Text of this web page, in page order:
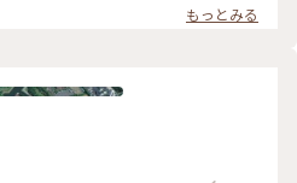
もっとみる